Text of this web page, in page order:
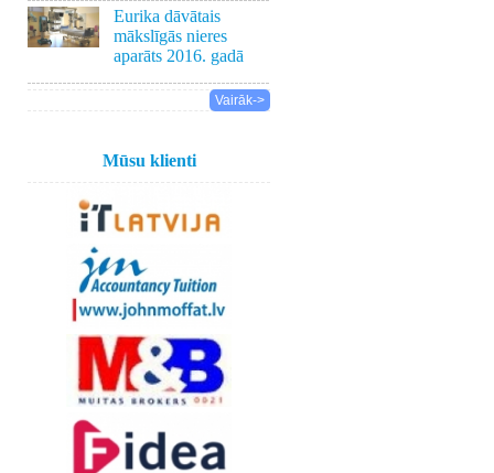
Eurika dāvātais
mākslīgās nieres
aparāts 2016. gadā
Vairāk->
Mūsu klienti